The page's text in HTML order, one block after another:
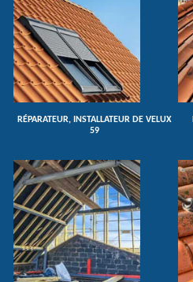
RÉPARATEUR, INSTALLATEUR DE VELUX
59